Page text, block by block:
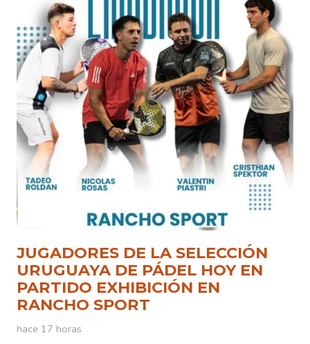
JUGADORES DE LA SELECCIÓN
URUGUAYA DE PÁDEL HOY EN
PARTIDO EXHIBICIÓN EN
RANCHO SPORT
hace 17 horas